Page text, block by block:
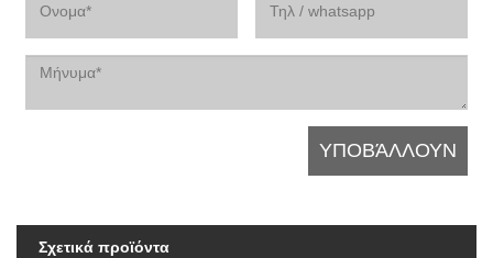
Σχετικά προϊόντα